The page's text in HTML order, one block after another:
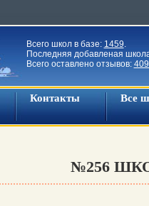
Всего школ в базе: 1459.
Последняя добавленая
Всего оставлено отзывов:
Контакты Все
№256